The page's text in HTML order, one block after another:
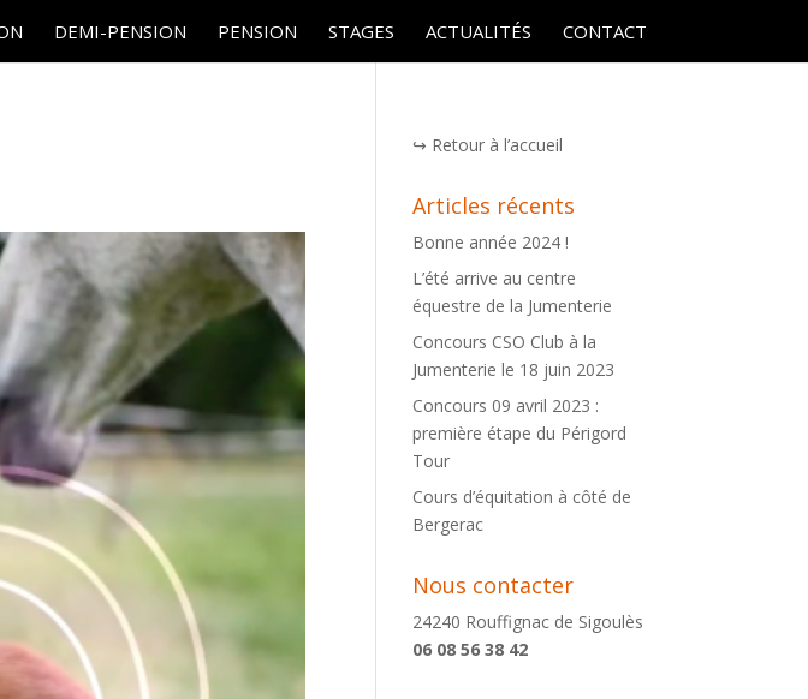
DEMI-PENSION PENSION STAGES ACTUALITÉS CONTACT
↪ Retour à l’accueil
Articles récents
Bonne année 2024 !
L’été arrive au centre
équestre de la Jumenterie
Concours CSO Club à la
Jumenterie le 18 juin 2023
Concours 09 avril 2023 :
première étape du Périgord
Tour
Cours d’équitation à côté de
Bergerac
Nous contacter
24240 Rouffignac de Sigoulès
06 08 56 38 42